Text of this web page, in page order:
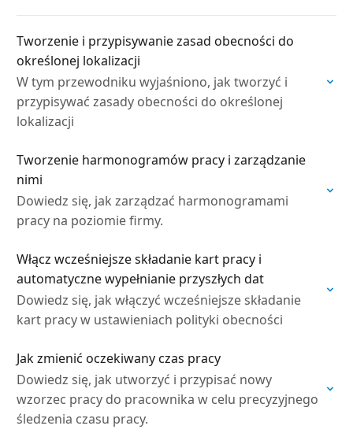
Tworzenie i przypisywanie zasad obecności do
określonej lokalizacji
W tym przewodniku wyjaśniono, jak tworzyć i
przypisywać zasady obecności do określonej
lokalizacji
Tworzenie harmonogramów pracy i zarządzanie
nimi
Dowiedz się, jak zarządzać harmonogramami
pracy na poziomie firmy.
Włącz wcześniejsze składanie kart pracy i
automatyczne wypełnianie przyszłych dat
Dowiedz się, jak włączyć wcześniejsze składanie
kart pracy w ustawieniach polityki obecności
Jak zmienić oczekiwany czas pracy
Dowiedz się, jak utworzyć i przypisać nowy
wzorzec pracy do pracownika w celu precyzyjnego
śledzenia czasu pracy.